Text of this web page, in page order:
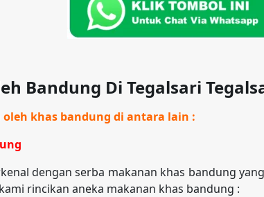
Bandung Di Tegalsari
khas bandung di antara lain :
dengan serba makanan khas bandung
rincikan aneka makanan khas bandung :